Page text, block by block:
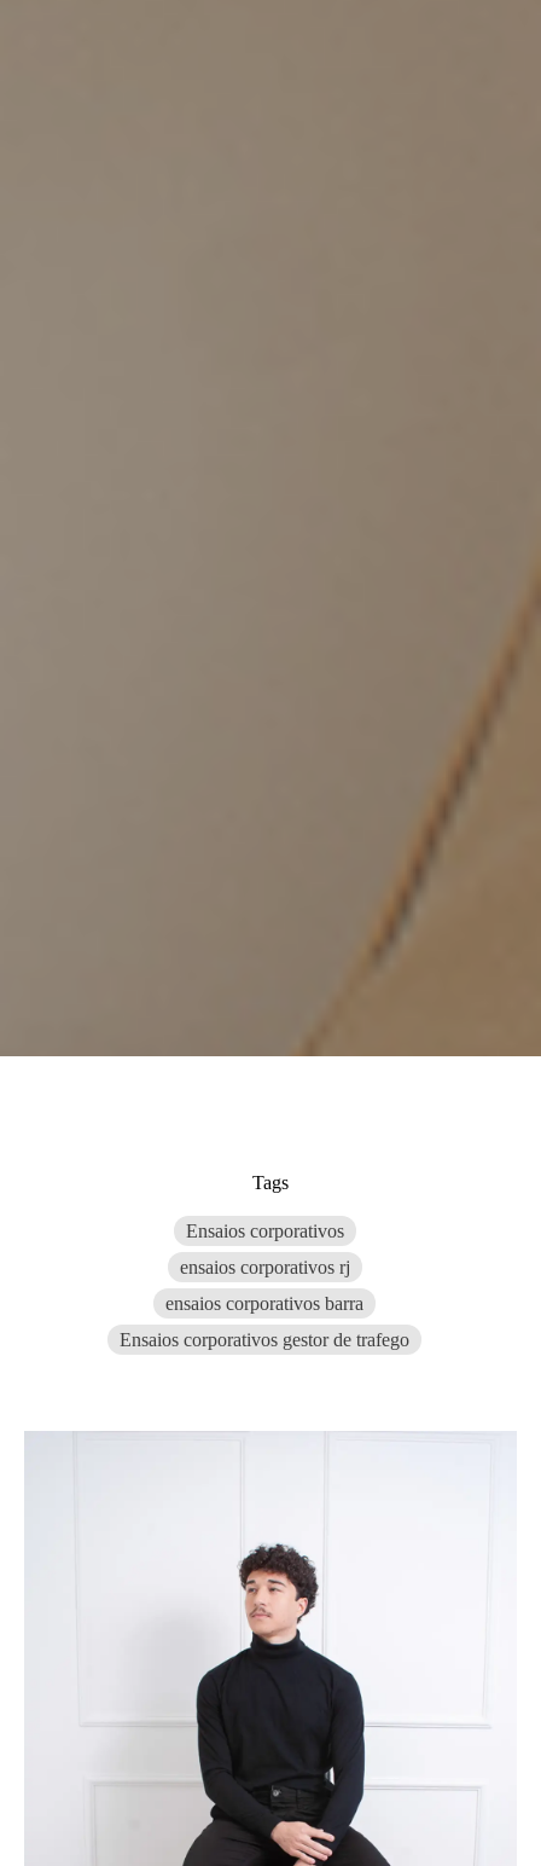
Tags
Ensaios corporativos
ensaios corporativos rj
ensaios corporativos barra
Ensaios corporativos gestor de trafego